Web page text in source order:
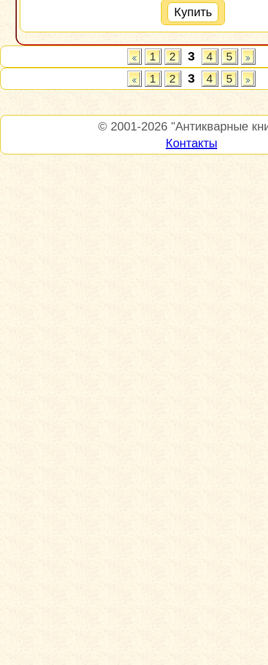
Купить
1 2 3 4 5
1 2 3 4 5
© 2001-2026 "Антикварные
Контакты